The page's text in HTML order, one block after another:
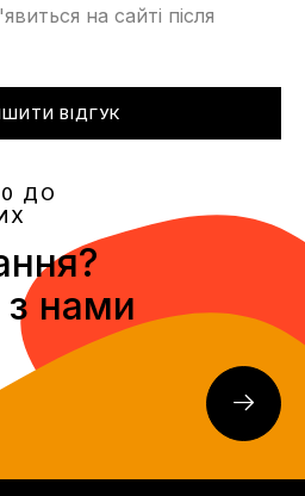
на сайті після
ВІДГУК
ДО
з нами